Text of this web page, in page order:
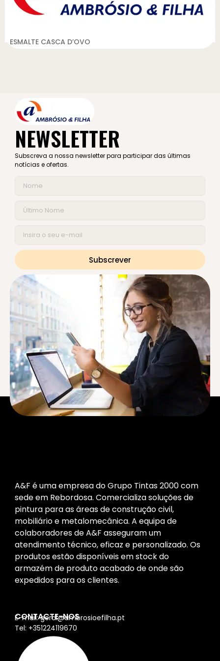
ESMALTE CASCA D’OVO
NEWSLETTER
Subscreva a nossa newsletter para participar das últimas
notícias e ofertas.
Subscrever
A&F é uma empresa do Grupo Tintas 2000 com
sede em Rebordosa. Comercializa soluções de
pintura para as áreas de construção civil,
mobiliário e metalomecânica. A equipa de
colaboradores de A&F asseguram um
atendimento técnico, eficaz e personalizado. Os
produtos estão disponíveis em stock do
armazém de produto acabado de onde são
expedidos para os clientes.
CONTACTE-NOS
E-mail: geral@ambrosioefilha.pt
Tel: +351224119670